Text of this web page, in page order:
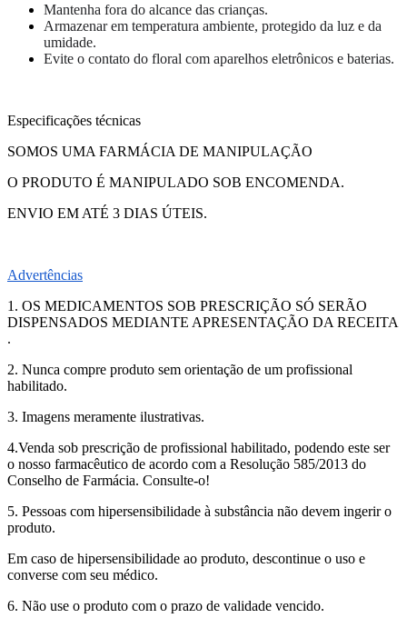
Mantenha fora do alcance das crianças.
Armazenar em temperatura ambiente, protegido da luz e da
umidade.
Evite o contato do floral com aparelhos eletrônicos e baterias.
Especificações técnicas
SOMOS UMA FARMÁCIA DE MANIPULAÇÃO
O PRODUTO É MANIPULADO SOB ENCOMENDA.
ENVIO EM ATÉ 3 DIAS ÚTEIS.
Advertências
1. OS MEDICAMENTOS SOB PRESCRIÇÃO SÓ SERÃO
DISPENSADOS MEDIANTE APRESENTAÇÃO DA RECEITA
.
2. Nunca compre produto sem orientação de um profissional
habilitado.
3. Imagens meramente ilustrativas.
4.Venda sob prescrição de profissional habilitado, podendo este ser
o nosso farmacêutico de acordo com a Resolução 585/2013 do
Conselho de Farmácia. Consulte-o!
5. Pessoas com hipersensibilidade à substância não devem ingerir o
produto.
Em caso de hipersensibilidade ao produto, descontinue o uso e
converse com seu médico.
6. Não use o produto com o prazo de validade vencido.